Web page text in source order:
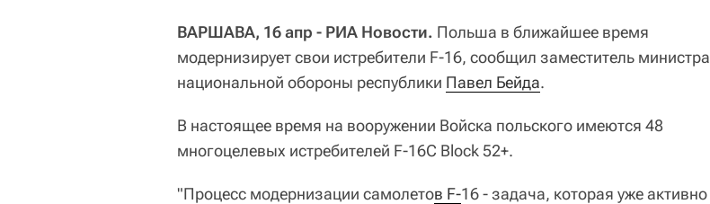
ВАРШАВА, 16 апр - РИА Новости. Польша в ближайшее время
модернизирует свои истребители F-16, сообщил заместитель министра
национальной обороны республики Павел Бейда.
В настоящее время на вооружении Войска польского имеются 48
многоцелевых истребителей F-16C Block 52+.
"Процесс модернизации самолетов F-16 - задача, которая уже активно